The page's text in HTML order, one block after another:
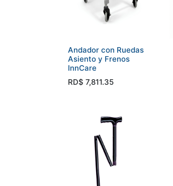
Andador con Ruedas
Asiento y Frenos
InnCare
RD$ 7,811.35